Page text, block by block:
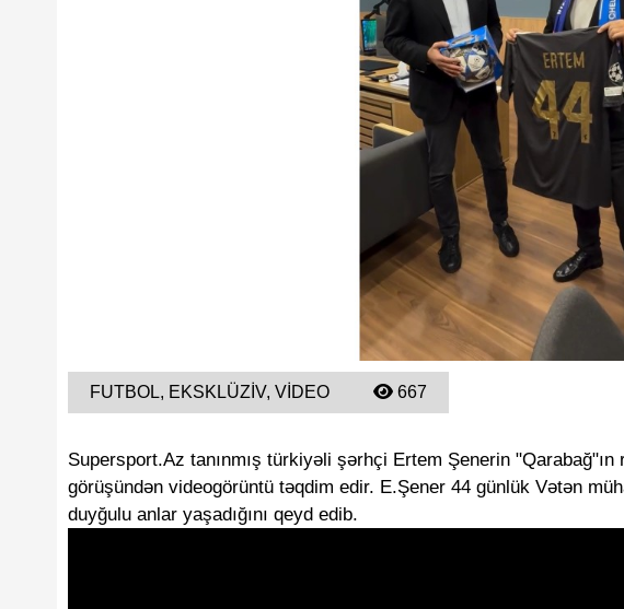
FUTBOL, EKSKLÜZIV, VIDEO 667
Supersport.Az tanınmış türkiyəli şərhçi Ertem Şenerin
görüşündən videogörüntü təqdim edir. E.Şener 44 günlük Vətən
duyğulu anlar yaşadığını qeyd edib.